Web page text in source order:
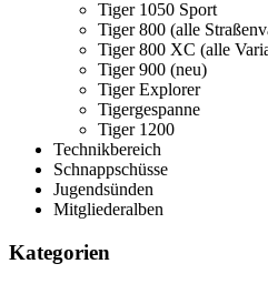
Tiger 1050 Sport
Tiger 800 (alle
Tiger 800 XC (alle
Tiger 900 (neu)
Tiger Explorer
Tigergespanne
Tiger 1200
Technikbereich
Schnappschüsse
Jugendsünden
Mitgliederalben
Kategorien